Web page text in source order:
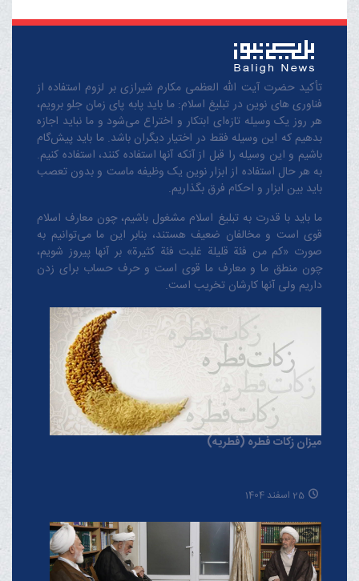
مسؤولان بیش از پیش در
بکاهند
تأکید حضرت آیت الله العظمی مکارم شیرازی بر لزوم استفاده از
فناوری های نوین در تبلیغ اسلام: ما باید پابه پای زمان جلو برویم،
هر روز یک وسیله تازه‌ای ابتکار و اختراع می‌شود و ما نباید اجازه
بدهیم که این وسیله فقط در اختیار دیگران باشد. ما باید پیش‌گام
باشیم و این وسیله را قبل از آنکه آنها استفاده کنند، استفاده کنیم.
به هر حال استفاده از ابزار نوین یک وظیفه ماست و بدون تعصب
باید بین ابزار و احکام فرق بگذاریم.
ما باید با قدرت به تبلیغ اسلام مشغول باشیم، چون معارف اسلام
قوی است و مخالفان ضعیف هستند، بنابر این ما می‌توانیم به
صورت «کم من فئة قلیلة غلبت فئة کثیرة» بر آنها پیروز شویم،
چون منطق‌ ما و معارف ‌ما قوی است و حرف حساب برای زدن
داریم ولی آنها کارشان تخریب است.
میزان زکات فطره (فطریه)
25 اسفند 1404